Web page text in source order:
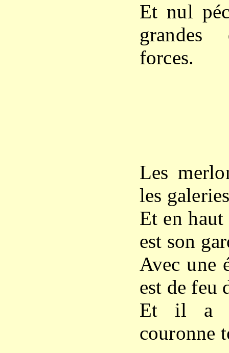
Et nul
forces.
Les
les
Et en
est son
Avec une
est de feu
Et il a
couronne